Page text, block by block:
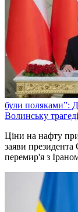
були поляками”:
Волинську
Ціни на нафту
заяви
перемир'я з